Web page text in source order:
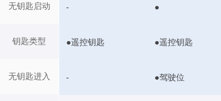
无钥匙启动
钥匙类型
无钥匙进入
- ●
●遥控钥匙 ●遥控钥匙
- ●驾驶位